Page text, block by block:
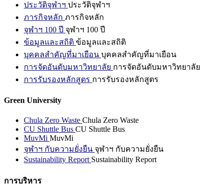
ประวัติจุฬาฯ ประวัติจุฬาฯ
ภารกิจหลัก ภารกิจหลัก
จุฬาฯ 100 ปี จุฬาฯ 100 ปี
ข้อมูลและสถิติ ข้อมูลและสถิติ
บุคคลสำคัญที่มาเยือน บุคคลสำคัญที่มาเยือน
การจัดอันดับมหาวิทยาลัย การจัดอันดับมหาวิทยาลัย
การรับรองหลักสูตร การรับรองหลักสูตร
Green University
Chula Zero Waste Chula Zero Waste
CU Shuttle Bus CU Shuttle Bus
MuvMi MuvMi
จุฬาฯ กับความยั่งยืน จุฬาฯ กับความยั่งยืน
Sustainability Report Sustainability Report
การบริหาร